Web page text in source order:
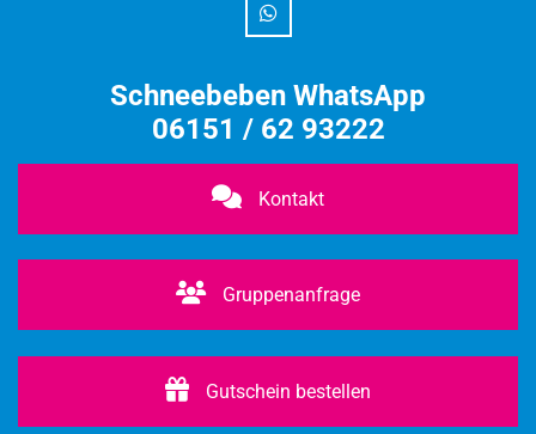
Schneebeben WhatsApp
06151 / 62 93222
Kontakt
Gruppenanfrage
Gutschein bestellen